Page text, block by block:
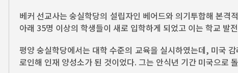
베커 선교사는 숭실학당의 설립자인 베어드와 의기투합해 본
아래 35명 이상의 학생들이 새로 입학하게 되었고 이는 학교 발
평양 숭실학당에서는 대학 수준의 교육을 실시하였는데, 미국
로인해 인재 양성소가 된 것이었다. 그는 안식년 기간 미국으로